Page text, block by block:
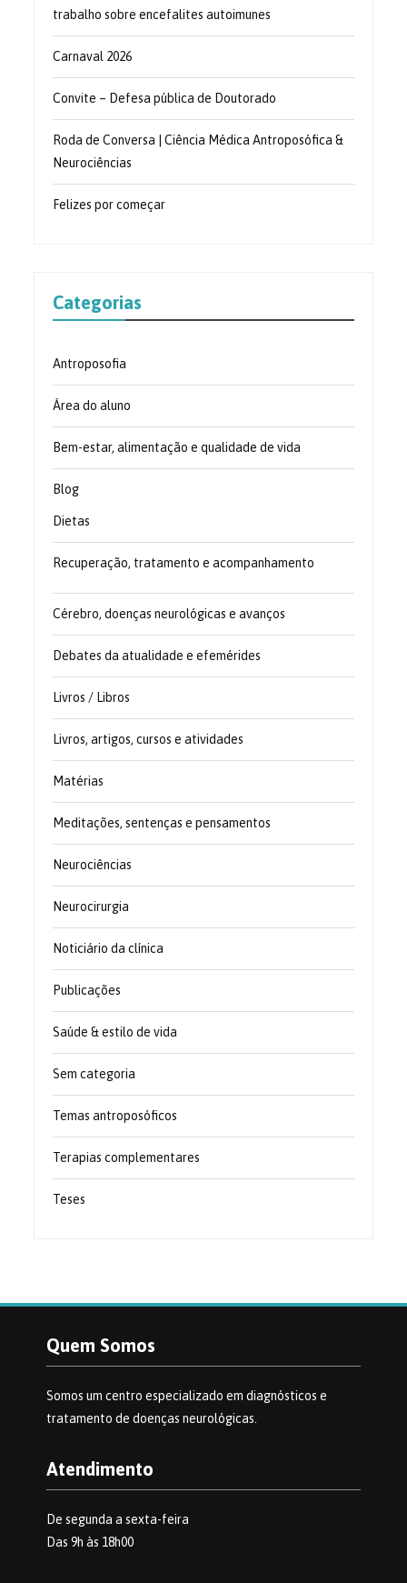
trabalho sobre encefalites autoimunes
Carnaval 2026
Convite – Defesa pública de Doutorado
Roda de Conversa | Ciência Médica Antroposófica &
Neurociências
Felizes por começar
Categorias
Antroposofia
Área do aluno
Bem-estar, alimentação e qualidade de vida
Blog
Dietas
Recuperação, tratamento e acompanhamento
Cérebro, doenças neurológicas e avanços
Debates da atualidade e efemérides
Livros / Libros
Livros, artigos, cursos e atividades
Matérias
Meditações, sentenças e pensamentos
Neurociências
Neurocirurgia
Noticiário da clínica
Publicações
Saúde & estilo de vida
Sem categoria
Temas antroposóficos
Terapias complementares
Teses
Quem Somos
Somos um centro especializado em diagnósticos e
tratamento de doenças neurológicas.
Atendimento
De segunda a sexta-feira
Das 9h às 18h00